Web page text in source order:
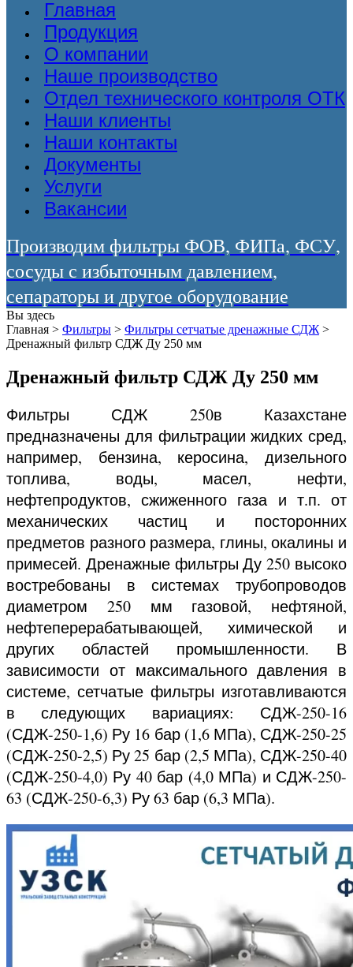
Главная
Продукция
О компании
Наше производство
Отдел технического контроля ОТК
Наши клиенты
Наши контакты
Документы
Услуги
Вакансии
Производим фильтры ФОВ, ФИПа, ФСУ,
сосуды с избыточным давлением,
сепараторы и другое оборудование
Вы здесь
Главная > Фильтры > Фильтры сетчатые дренажные СДЖ >
Дренажный фильтр СДЖ Ду 250 мм
Дренажный фильтр СДЖ Ду 250 мм
Фильтры СДЖ 250в Казахстане
предназначены для фильтрации жидких сред,
например, бензина, керосина, дизельного
топлива, воды, масел, нефти,
нефтепродуктов, сжиженного газа и т.п. от
механических частиц и посторонних
предметов разного размера, глины, окалины и
примесей. Дренажные фильтры Ду 250 высоко
востребованы в системах трубопроводов
диаметром 250 мм газовой, нефтяной,
нефтеперерабатывающей, химической и
других областей промышленности. В
зависимости от максимального давления в
системе, сетчатые фильтры изготавливаются
в следующих вариациях: СДЖ-250-16
(СДЖ-250-1,6) Ру 16 бар (1,6 МПа), СДЖ-250-25
(СДЖ-250-2,5) Ру 25 бар (2,5 МПа), СДЖ-250-40
(СДЖ-250-4,0) Ру 40 бар (4,0 МПа) и СДЖ-250-
63 (СДЖ-250-6,3) Ру 63 бар (6,3 МПа).